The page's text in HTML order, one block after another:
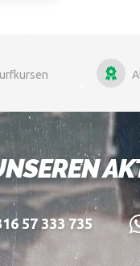
beste Schule in
57 333 735